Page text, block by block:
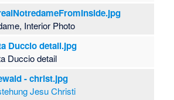
Interior Photo
Duccio detail.jpg
Duccio detail
- christ.jpg
Jesu Christi